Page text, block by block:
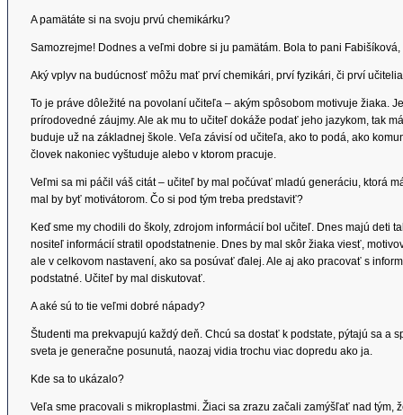
A pamätáte si na svoju prvú chemikárku?
Samozrejme! Dodnes a veľmi dobre si ju pamätám. Bola to pani
Aký vplyv na budúcnosť môžu mať prví chemikári, prví fyzikári, či prví
To je práve dôležité na povolaní učiteľa – akým spôsobom motivuje žiaka.
prírodovedné záujmy. Ale ak mu to učiteľ dokáže podať jeho jazykom, tak
buduje už na základnej škole. Veľa závisí od učiteľa, ako to podá, ako
človek nakoniec vyštuduje alebo v ktorom pracuje.
Veľmi sa mi páčil váš citát – učiteľ by mal počúvať mladú generáciu, ktorá
mal by byť motivátorom. Čo si pod tým treba predstaviť?
Keď sme my chodili do školy, zdrojom informácií bol učiteľ. Dnes majú deti
nositeľ informácií stratil opodstatnenie. Dnes by mal skôr žiaka viesť,
ale v celkovom nastavení, ako sa posúvať ďalej. Ale aj ako pracovať s
podstatné. Učiteľ by mal diskutovať.
A aké sú to tie veľmi dobré nápady?
Študenti ma prekvapujú každý deň. Chcú sa dostať k podstate, pýtajú sa a
sveta je generačne posunutá, naozaj vidia trochu viac dopredu ako ja.
Kde sa to ukázalo?
Veľa sme pracovali s mikroplastmi. Žiaci sa zrazu začali zamýšľať nad